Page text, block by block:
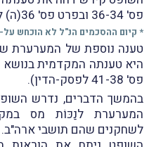
פס' 36-34 ובפרט פס' 36(ה) לפסק-הדין).
* קיום ההסכמים הנ"ל לא הוכחש
טענה נוספת של המערערת
היא טענתה המקדמית
פס' 41-38 לפסק-הדין).
בהמשך הדברים, נדרש
המערערת לנַכּוֹת מס
לשחקנים שהם תושבי ארה"ב.